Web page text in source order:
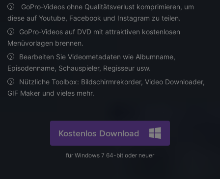
AniSmall für iOS
KI-Funktionen
Video/Audio
Video-, Audio- oder Bilddateien
kostenlos online umwandeln.
Video/Audio
Bild
Videos für eine klarere Qualität.
mit KI.
AI
Videoformat
Mac-Benutzer
Support Center
Alle nötigen Informationen, um UniConverter zu benutzen.
Tech Specs
Eine vollständige Liste der unterstützten Formate, Geräte
und GPUs.
Updates von UniConverter
Ihr bester Video Converter
Der umfassende, verlustfreie und sichere Video Converter
mit hoher Geschwindigkeit.
Upgrade auf V17
JETZT KAUFEN
Suche
GoPro-Videos ohne Qualitätsverlust komprimieren, um
diese auf Youtube, Facebook und Instagram zu teilen.
GoPro-Videos auf DVD mit attraktiven kostenlosen
Menüvorlagen brennen.
Bearbeiten Sie Videometadaten wie Albumname,
Episodenname, Schauspieler, Regisseur usw.
Nützliche Toolbox: Bildschirmrekorder, Video Downloader,
GIF Maker und vieles mehr.
Kostenlos Download
für Windows 7 64-bit oder neuer